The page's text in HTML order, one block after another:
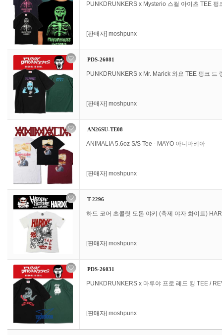
PUNKDRUNKERS x Mysterio 스컬 아이츠 TEE 펑
[판매자] moshpunx
PDS-26081
PUNKDRUNKERS x Mr. Marick 와요 TEE 펑크 드
[판매자] moshpunx
AN26SU-TE08
ANIMALIA 5.6oz S/S Tee - MAYO 아니마리아
[판매자] moshpunx
T-2296
하드 코어 초콜릿 도돈 야키 (축제 야자 화이트)
[판매자] moshpunx
PDS-26031
PUNKDRUNKERS x 마루야 프로 레드 킹 TEE /
[판매자] moshpunx